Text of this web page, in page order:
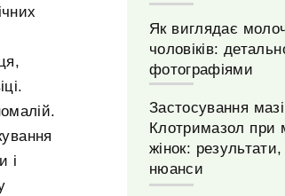
і
Як виглядає
чоловіків:
фотографіями
Застосування мазі
Клотримазол при
жінок:
нюанси